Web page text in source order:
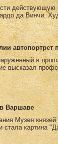
да Винчи.
автопортрет
в
высказал
Варшаве
Музея
стала картина